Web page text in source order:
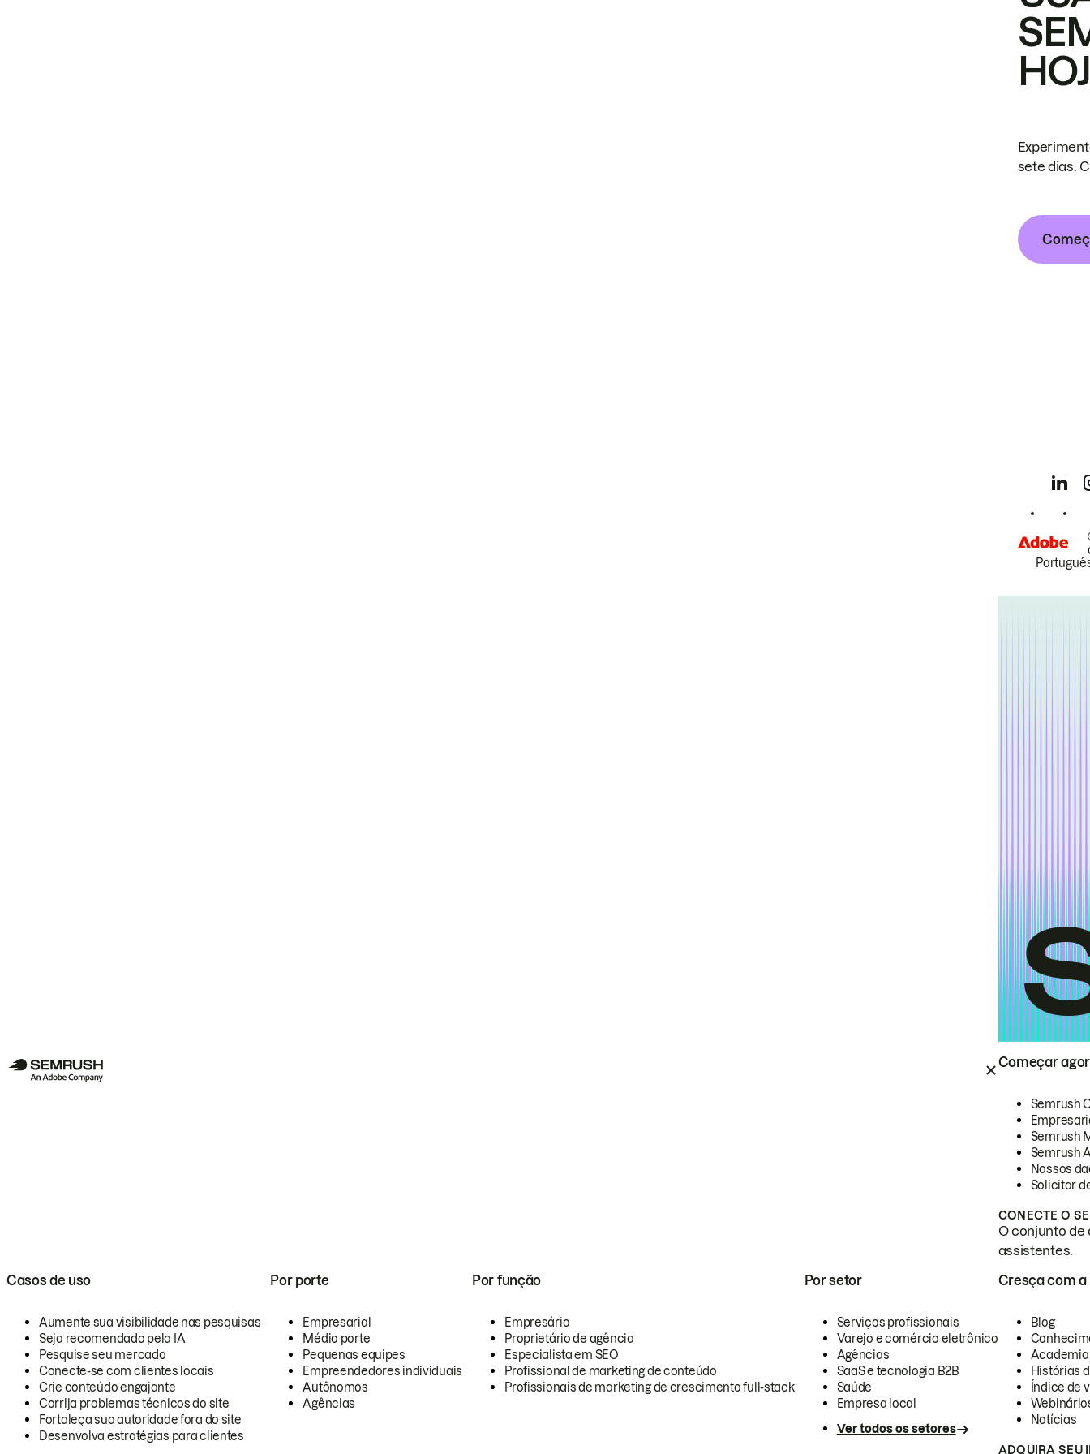
Começar
Semrush
Semrush
Semrush
Nossos
Solicitar
CONECTE O
O conjunto de
assistentes.
Casos de uso
Aumente sua visibilidade nas pesquisas
Seja recomendado pela IA
Pesquise seu mercado
Conecte-se com clientes locais
Crie conteúdo engajante
Corrija problemas técnicos do site
Fortaleça sua autoridade fora do site
Desenvolva estratégias para clientes
Por porte
Empresarial
Médio porte
Pequenas equipes
Empreendedores individuais
Autônomos
Agências
Por função
Empresário
Proprietário de agência
Especialista em SEO
Profissional de marketing de conteúdo
Profissionais de marketing de crescimento full-stack
Por setor
Serviços profissionais
Varejo e comércio eletrônico
Agências
SaaS e tecnologia B2B
Saúde
Empresa local
Ver todos os setores
Cresça com a
Blog
Academia
Histórias
Índice de
Notícias
ADQUIRA SEU
sete dias.